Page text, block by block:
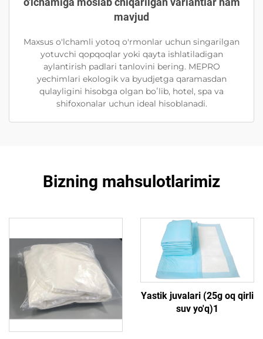
mavjud
Maxsus o'lchamli yotoq o'rmonlar uchun singarilgan
yotuvchi qopqoqlar yoki qayta ishlatiladigan
aylantirish padlari tanlovini bering. MEPRO
yechimlari ekologik va byudjetga qaramasdan
qulayligini hisobga olgan boʻlib, hotel, spa va
shifoxonalar uchun ideal hisoblanadi.
Bizning mahsulotlarimiz
Yastik juvalari (25g oq qirli
suv yo'q)1